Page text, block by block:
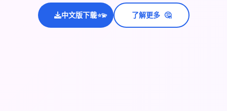
中文版下载
✨⭐💫 了解更多 🤔